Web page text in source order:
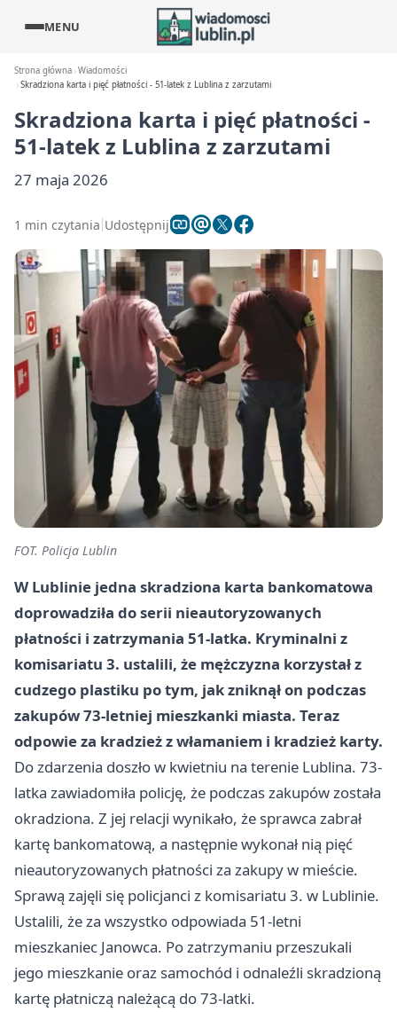
MENU
Strona główna Wiadomości
Skradziona karta i pięć płatności - 51-latek z Lublina z zarzutami
Skradziona karta i pięć płatności -
51-latek z Lublina z zarzutami
27 maja 2026
1 min czytania Udostępnij
FOT. Policja Lublin
W Lublinie jedna skradziona karta bankomatowa
doprowadziła do serii nieautoryzowanych
płatności i zatrzymania 51-latka. Kryminalni z
komisariatu 3. ustalili, że mężczyzna korzystał z
cudzego plastiku po tym, jak zniknął on podczas
zakupów 73-letniej mieszkanki miasta. Teraz
odpowie za kradzież z włamaniem i kradzież karty.
Do zdarzenia doszło w kwietniu na terenie Lublina. 73-
latka zawiadomiła policję, że podczas zakupów została
okradziona. Z jej relacji wynikało, że sprawca zabrał
kartę bankomatową, a następnie wykonał nią pięć
nieautoryzowanych płatności za zakupy w mieście.
Sprawą zajęli się policjanci z komisariatu 3. w Lublinie.
Ustalili, że za wszystko odpowiada 51-letni
mieszkaniec Janowca. Po zatrzymaniu przeszukali
jego mieszkanie oraz samochód i odnaleźli skradzioną
kartę płatniczą należącą do 73-latki.